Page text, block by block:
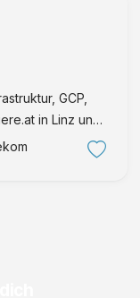
GCP,
in Linz und